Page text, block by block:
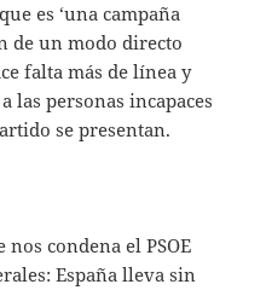
es ‘una campaña
de un modo directo
falta más de línea y
las personas incapaces
se presentan.
condena el PSOE
España lleva sin